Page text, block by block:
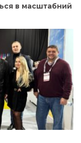
в масштабний